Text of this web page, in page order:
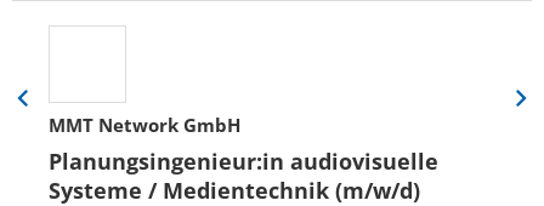
MMT Network GmbH
Planungsingenieur:in audiovisuelle
Systeme / Medientechnik (m/w/d)
Eine
Folie
zurück
Eine